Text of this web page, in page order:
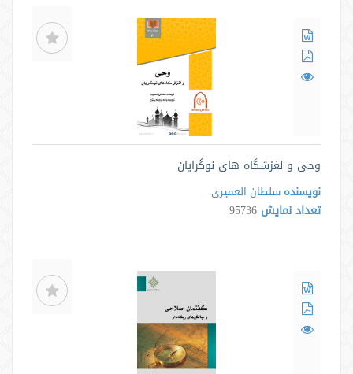
وحی و لغزشگاه های نوگرایان
نویسنده سلطان العمیری
تعداد نمایش 95736